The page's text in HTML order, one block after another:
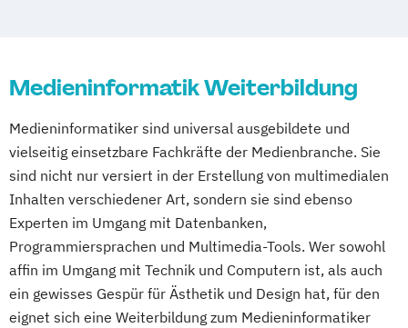
3D (SGD)
Geprüfter Foto-Designer
Geprüfter Kommunikationstrainer/in und
Rhetoriktrainer/in (SGD)
Journalist/in Motion Designer/in 2D/3D
Online-Redakteur/in – Online-Texter/in
Professionell Schreiben lernen
Professionelles Fotografieren leicht
gemacht
Medieninformatik Weiterbildung
Medieninformatiker sind universal ausgebildete und
vielseitig einsetzbare Fachkräfte der Medienbranche. Sie
sind nicht nur versiert in der Erstellung von multimedialen
Inhalten verschiedener Art, sondern sie sind ebenso
Experten im Umgang mit Datenbanken,
Programmiersprachen und Multimedia-Tools. Wer sowohl
affin im Umgang mit Technik und Computern ist, als auch
ein gewisses Gespür für Ästhetik und Design hat, für den
eignet sich eine Weiterbildung zum Medieninformatiker